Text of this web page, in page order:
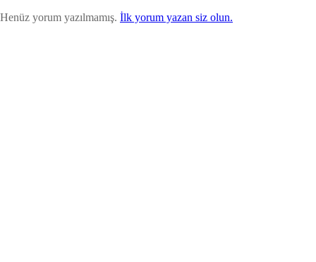
Henüz yorum yazılmamış. İlk yorum yazan siz olun.